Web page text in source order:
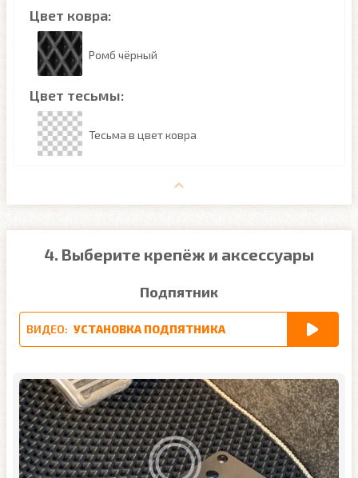
Цвет ковра:
Ромб чёрный
Цвет тесьмы:
Тесьма в цвет ковра
4. Выберите крепёж и аксессуары
Подпятник
ВИДЕО: УСТАНОВКА ПОДПЯТНИКА